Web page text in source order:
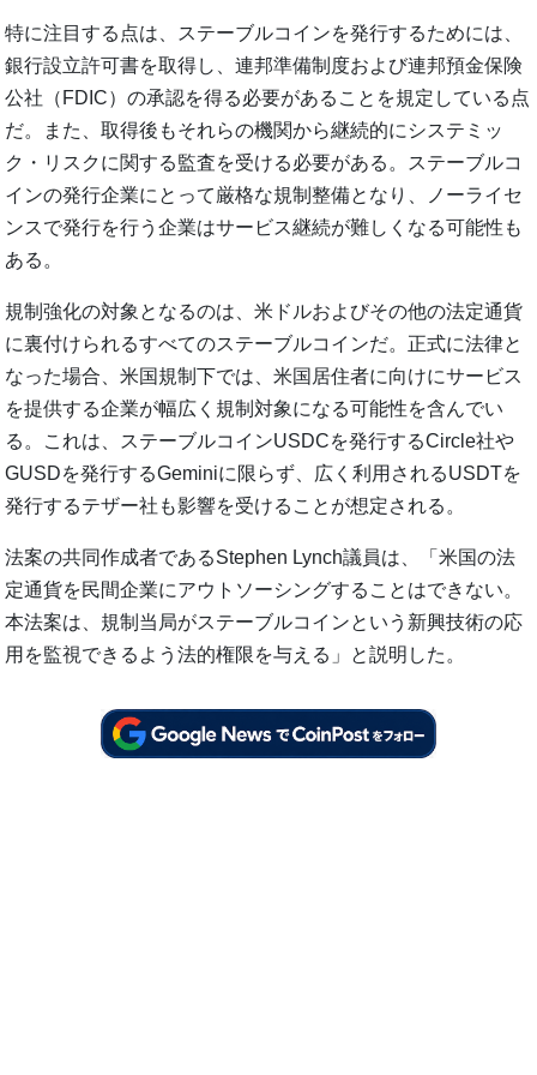
特に注目する点は、ステーブルコインを発行するためには、
銀行設立許可書を取得し、連邦準備制度および連邦預金保険
公社（FDIC）の承認を得る必要があることを規定している点
だ。また、取得後もそれらの機関から継続的にシステミッ
ク・リスクに関する監査を受ける必要がある。ステーブルコ
インの発行企業にとって厳格な規制整備となり、ノーライセ
ンスで発行を行う企業はサービス継続が難しくなる可能性も
ある。
規制強化の対象となるのは、米ドルおよびその他の法定通貨
に裏付けられるすべてのステーブルコインだ。正式に法律と
なった場合、米国規制下では、米国居住者に向けにサービス
を提供する企業が幅広く規制対象になる可能性を含んでい
る。これは、ステーブルコインUSDCを発行するCircle社や
GUSDを発行するGeminiに限らず、広く利用されるUSDTを
発行するテザー社も影響を受けることが想定される。
法案の共同作成者であるStephen Lynch議員は、「米国の法
定通貨を民間企業にアウトソーシングすることはできない。
本法案は、規制当局がステーブルコインという新興技術の応
用を監視できるよう法的権限を与える」と説明した。